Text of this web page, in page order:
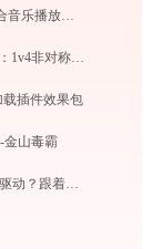
落雪音乐助手完全指南：开源免费多音源聚合音乐播放器的安装、配置与使用技巧（2026最新）
第五人格PC电脑版免费下载与新手入门攻略：1v4非对称竞技的极致体验
插件效果包
金山毒霸
如何轻松下载和安装三星ML-3051ND打印机驱动？跟着这篇指南走